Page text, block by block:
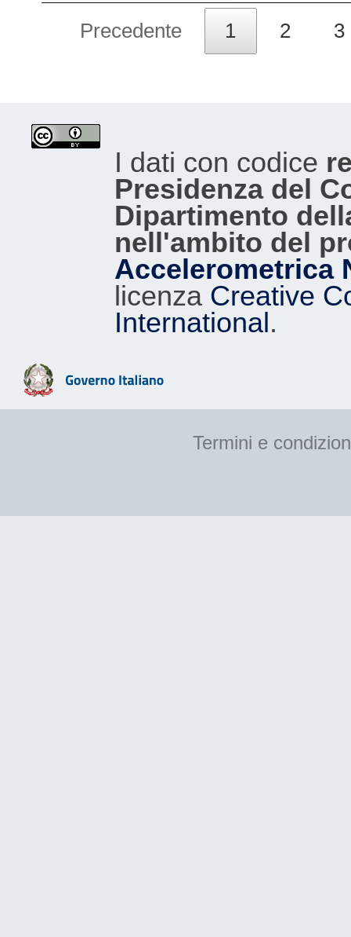
Precedente 1 2 3
I dati con codice
Presidenza del
Dipartimento
nell'ambito del
Accelerometrica
licenza Creative
International.
Termini e